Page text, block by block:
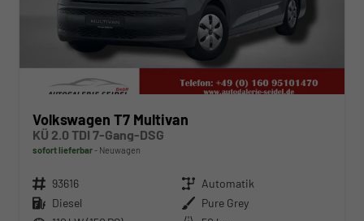
Volkswagen T7 Multivan
KÜ 2.0 TDI 7-Gang-DSG
sofort lieferbar Neuwagen
Fahrzeugnr. 93616 Getriebe Automatik
Kraftstoff Diesel Außenfarbe Pure Grey